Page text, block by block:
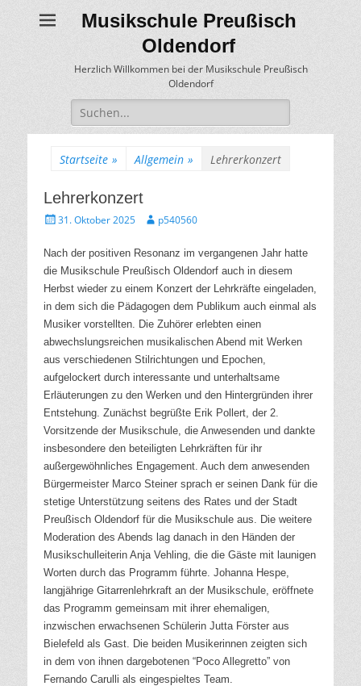
Musikschule Preußisch
Oldendorf
Herzlich Willkommen bei der Musikschule Preußisch
Oldendorf
Suche
für:
Startseite » Allgemein » Lehrerkonzert
Lehrerkonzert
Gepostet
31. Oktober 2025 Autorp540560
Nach der positiven Resonanz im vergangenen Jahr hatte
die Musikschule Preußisch Oldendorf auch in diesem
Herbst wieder zu einem Konzert der Lehrkräfte eingeladen,
in dem sich die Pädagogen dem Publikum auch einmal als
Musiker vorstellten. Die Zuhörer erlebten einen
abwechslungsreichen musikalischen Abend mit Werken
aus verschiedenen Stilrichtungen und Epochen,
aufgelockert durch interessante und unterhaltsame
Erläuterungen zu den Werken und den Hintergründen ihrer
Entstehung. Zunächst begrüßte Erik Pollert, der 2.
Vorsitzende der Musikschule, die Anwesenden und dankte
insbesondere den beteiligten Lehrkräften für ihr
außergewöhnliches Engagement. Auch dem anwesenden
Bürgermeister Marco Steiner sprach er seinen Dank für die
stetige Unterstützung seitens des Rates und der Stadt
Preußisch Oldendorf für die Musikschule aus. Die weitere
Moderation des Abends lag danach in den Händen der
Musikschulleiterin Anja Vehling, die die Gäste mit launigen
Worten durch das Programm führte. Johanna Hespe,
langjährige Gitarrenlehrkraft an der Musikschule, eröffnete
das Programm gemeinsam mit ihrer ehemaligen,
inzwischen erwachsenen Schülerin Jutta Förster aus
Bielefeld als Gast. Die beiden Musikerinnen zeigten sich
in dem von ihnen dargebotenen “Poco Allegretto” von
Fernando Carulli als eingespieltes Team.